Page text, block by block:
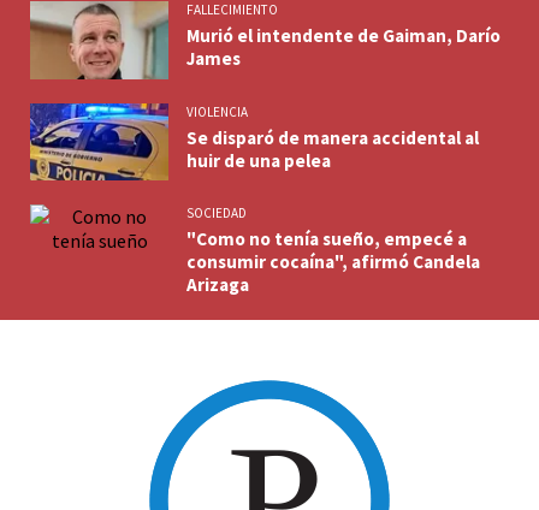
FALLECIMIENTO
Murió el intendente de Gaiman, Darío
James
VIOLENCIA
Se disparó de manera accidental al
huir de una pelea
SOCIEDAD
"Como no tenía sueño, empecé a
consumir cocaína", afirmó Candela
Arizaga